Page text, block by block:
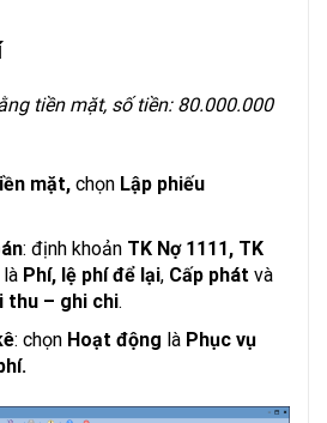
tiền mặt, số tiền: 80.000.000
mặt, chọn Lập phiếu
: định khoản TK Nợ 1111, TK
là Phí, lệ phí để lại, Cấp phát và
thu – ghi chi.
: chọn Hoạt động là Phục vụ